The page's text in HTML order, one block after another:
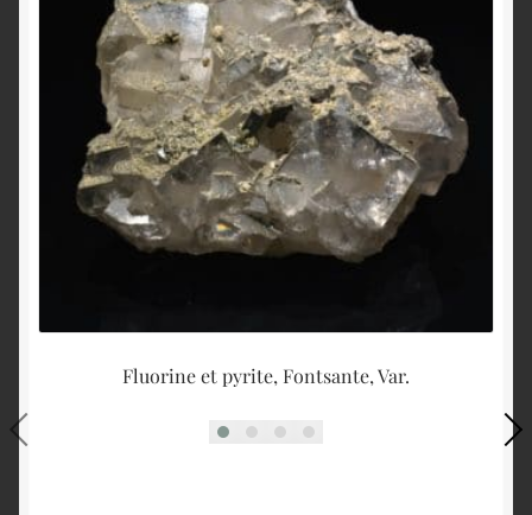
Fluorine et pyrite, Fontsante, Var.